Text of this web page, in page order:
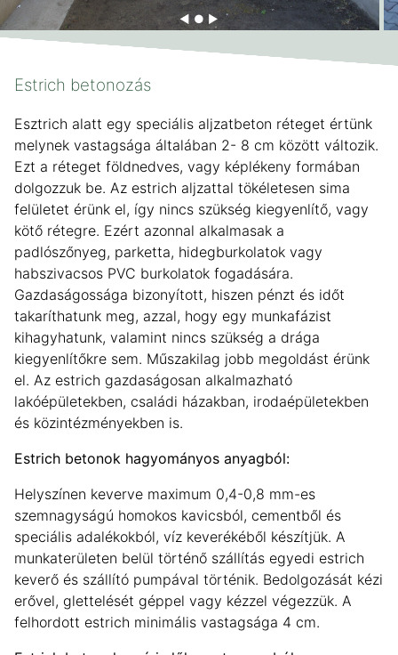
◀ ● ▶
Estrich betonozás
Esztrich alatt egy speciális aljzatbeton réteget értünk
melynek vastagsága általában 2- 8 cm között változik.
Ezt a réteget földnedves, vagy képlékeny formában
dolgozzuk be. Az estrich aljzattal tökéletesen sima
felületet érünk el, így nincs szükség kiegyenlítő, vagy
kötő rétegre. Ezért azonnal alkalmasak a
padlószőnyeg, parketta, hidegburkolatok vagy
habszivacsos PVC burkolatok fogadására.
Gazdaságossága bizonyított, hiszen pénzt és időt
takaríthatunk meg, azzal, hogy egy munkafázist
kihagyhatunk, valamint nincs szükség a drága
kiegyenlítőkre sem. Műszakilag jobb megoldást érünk
el. Az estrich gazdaságosan alkalmazható
lakóépületekben, családi házakban, irodaépületekben
és közintézményekben is.
Estrich betonok hagyományos anyagból:
Helyszínen keverve maximum 0,4-0,8 mm-es
szemnagyságú homokos kavicsból, cementből és
speciális adalékokból, víz keverékéből készítjük. A
munkaterületen belül történő szállítás egyedi estrich
keverő és szállító pumpával történik. Bedolgozását kézi
erővel, glettelését géppel vagy kézzel végezzük. A
felhordott estrich minimális vastagsága 4 cm.